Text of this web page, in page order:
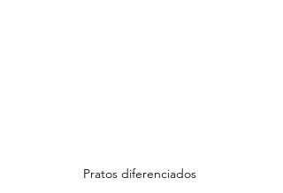
Pratos diferenciados